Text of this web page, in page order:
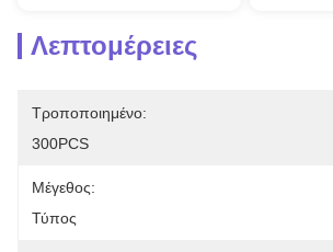
Λεπτομέρειες
Τροποποιημένο:
300PCS
Μέγεθος:
Τύπος